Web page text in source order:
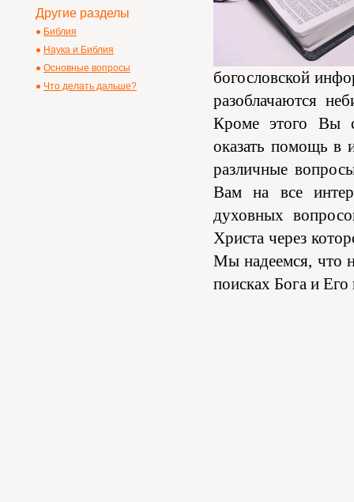
богословской
разоблачаются
Кроме этого Вы
оказать помощь в
различные
Вам на все
духовных
Христа через
Мы надеемся, что
поисках Бога и Его
Другие разделы
Библия
Наука и Библия
Основные вопросы
Что делать дальше?